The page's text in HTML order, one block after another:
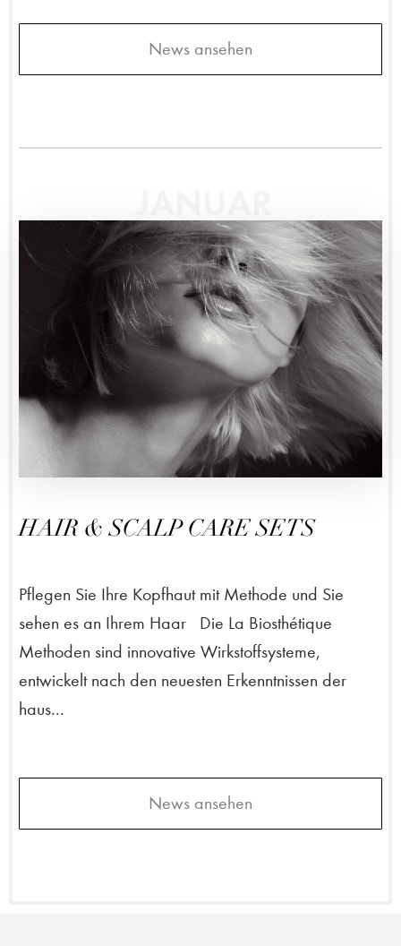
News ansehen
HAIR & SCALP CARE SETS
Pflegen Sie Ihre Kopfhaut mit Methode und Sie
sehen es an Ihrem Haar Die La Biosthétique
Methoden sind innovative Wirkstoffsysteme,
entwickelt nach den neuesten Erkenntnissen der
haus...
News ansehen